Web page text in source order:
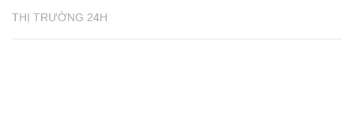
THỊ TRƯỜNG 24H